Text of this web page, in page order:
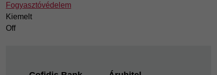
Fogyasztóvédelem
Kiemelt
Off